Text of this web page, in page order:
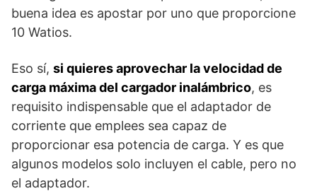
buena idea es apostar por uno que proporcione
10 Watios.
Eso sí, si quieres aprovechar la velocidad de
carga máxima del cargador inalámbrico, es
requisito indispensable que el adaptador de
corriente que emplees sea capaz de
proporcionar esa potencia de carga. Y es que
algunos modelos solo incluyen el cable, pero no
el adaptador.